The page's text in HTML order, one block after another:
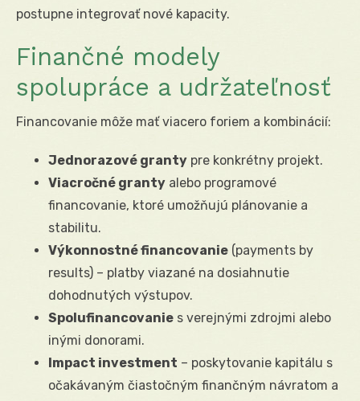
postupne integrovať nové kapacity.
Finančné modely
spolupráce a udržateľnosť
Financovanie môže mať viacero foriem a kombinácií:
Jednorazové granty pre konkrétny projekt.
Viacročné granty alebo programové
financovanie, ktoré umožňujú plánovanie a
stabilitu.
Výkonnostné financovanie (payments by
results) – platby viazané na dosiahnutie
dohodnutých výstupov.
Spolufinancovanie s verejnými zdrojmi alebo
inými donorami.
Impact investment – poskytovanie kapitálu s
očakávaným čiastočným finančným návratom a